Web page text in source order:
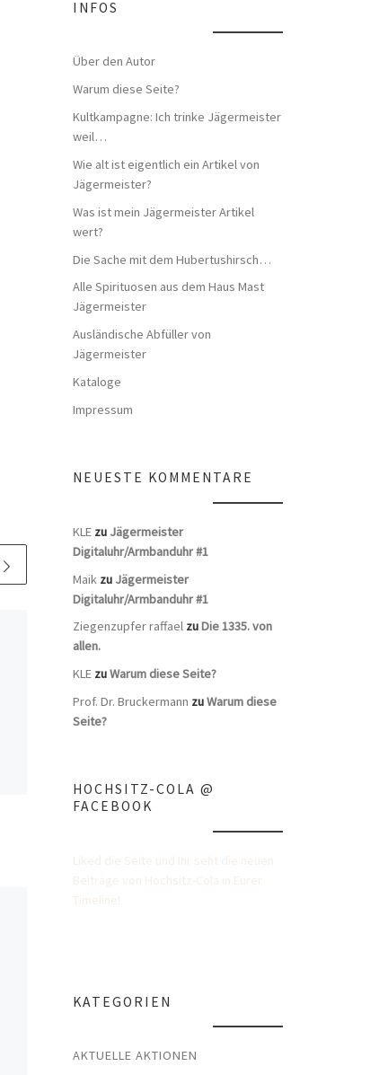
Veröffentlicht
INFOS
Über den Autor
Warum diese Seite?
Kultkampagne: Ich trinke Jägermeister
weil…
Wie alt ist eigentlich ein Artikel von
Jägermeister?
Was ist mein Jägermeister Artikel
wert?
Die Sache mit dem Hubertushirsch…
Alle Spirituosen aus dem Haus Mast
Jägermeister
Ausländische Abfüller von
Jägermeister
Kataloge
Impressum
NEUESTE KOMMENTARE
KLEzu Jägermeister
Digitaluhr/Armbanduhr #1
Maik zu Jägermeister
Digitaluhr/Armbanduhr #1
Ziegenzupfer raffaelzuDie 1335. von
allen.
KLEzuWarum diese Seite?
Prof. Dr. Bruckermann zuWarum diese
Seite?
HOCHSITZ-COLA @
FACEBOOK
KATEGORIEN
AKTUELLE AKTIONEN